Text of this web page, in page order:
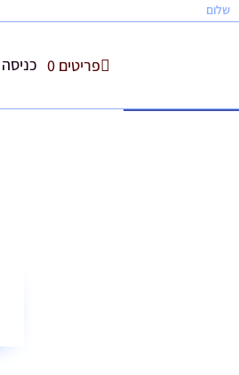
שלום
פריטים 0 כניסה